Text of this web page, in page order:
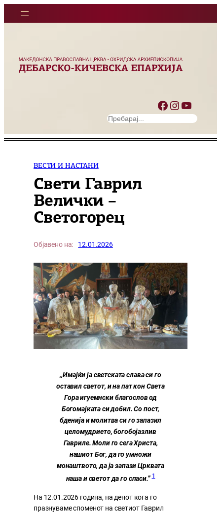
Facebook Instagram YouTube
S
a
ВЕСТИ И НАСТАНИ
Свети Гаврил
Велички –
Светогорец
Објавено на: 12.01.2026
,,Имајќи ја светската слава си го
оставил светот, и на пат кон Света
Гора игуемнски благослов од
Богомајката си добил. Со пост,
бденија и молитва си го запазил
целомудрието, богобојазлив
Гавриле. Моли го сега Христа,
нашиот Бог, да го умножи
монаштвото, да ја запази Црквата
наша и светот да го спаси.”1
На 12.01.2026 година, на денот кога го
празнуваме споменот на светиот Гаврил